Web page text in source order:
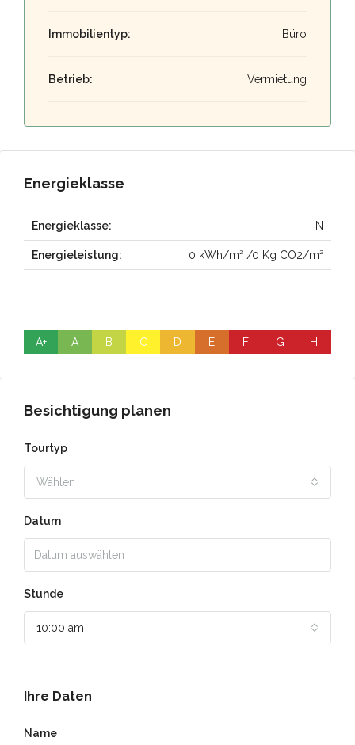
Immobilientyp: Büro
Betrieb: Vermietung
Energieklasse
Energieklasse: N
Energieleistung: 0 kWh/m² /0 Kg CO2/m²
A+ A B C D E F G H
Besichtigung planen
Tourtyp
Wählen
Datum
Stunde
10:00 am
Ihre Daten
Name